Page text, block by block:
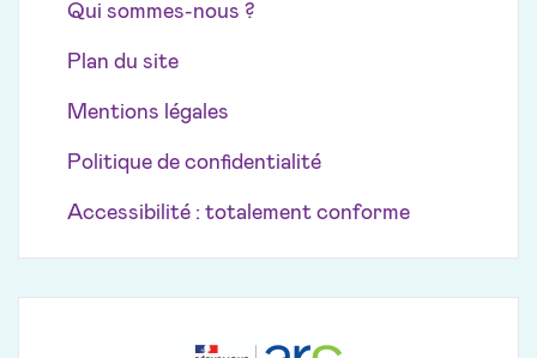
Qui sommes-nous ?
Plan du site
Mentions légales
Politique de confidentialité
Accessibilité : totalement conforme